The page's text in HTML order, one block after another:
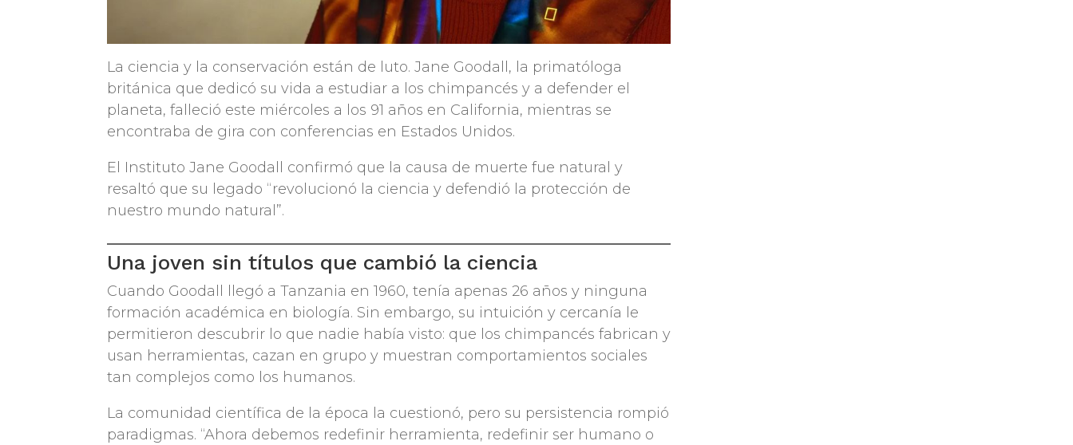
La ciencia y la conservación están de luto. Jane Goodall, la primatóloga
británica que dedicó su vida a estudiar a los chimpancés y a defender el
planeta, falleció este miércoles a los 91 años en California, mientras se
encontraba de gira con conferencias en Estados Unidos.
El Instituto Jane Goodall confirmó que la causa de muerte fue natural y
resaltó que su legado “revolucionó la ciencia y defendió la protección de
nuestro mundo natural”.
Una joven sin títulos que cambió la ciencia
Cuando Goodall llegó a Tanzania en 1960, tenía apenas 26 años y ninguna
formación académica en biología. Sin embargo, su intuición y cercanía le
permitieron descubrir lo que nadie había visto: que los chimpancés fabrican y
usan herramientas, cazan en grupo y muestran comportamientos sociales
tan complejos como los humanos.
La comunidad científica de la época la cuestionó, pero su persistencia rompió
paradigmas. “Ahora debemos redefinir herramienta, redefinir ser humano o